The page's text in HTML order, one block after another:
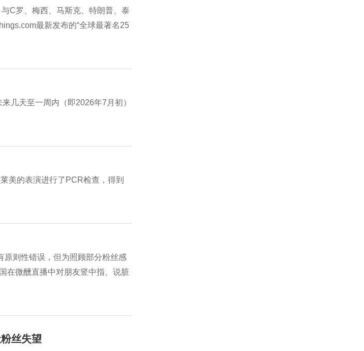
C罗、梅西、马斯克、特朗普、泰
最新发布的“全球最著名25
几天至一周内（即2026年7月初）
美的表演进行了PCR检查，得到
原则性错误，但为照顾部分粉丝感
在微醺直播中对朋友竖中指、说脏
丝失望